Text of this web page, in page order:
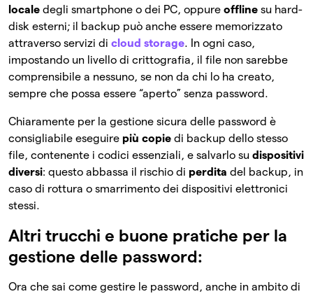
locale degli smartphone o dei PC, oppure offline su hard-
disk esterni; il backup può anche essere memorizzato
attraverso servizi di cloud storage. In ogni caso,
impostando un livello di crittografia, il file non sarebbe
comprensibile a nessuno, se non da chi lo ha creato,
sempre che possa essere “aperto” senza password.
Chiaramente per la gestione sicura delle password è
consigliabile eseguire più copie di backup dello stesso
file, contenente i codici essenziali, e salvarlo su dispositivi
diversi: questo abbassa il rischio di perdita del backup, in
caso di rottura o smarrimento dei dispositivi elettronici
stessi.
Altri trucchi e buone pratiche per la
gestione delle password:
Ora che sai come gestire le password, anche in ambito di